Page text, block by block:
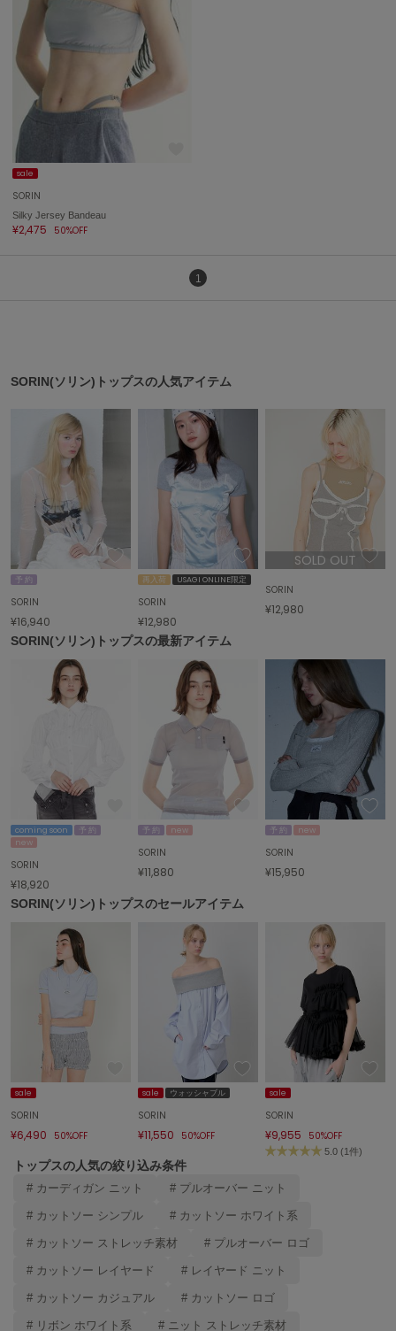
sale
SORIN
Silky Jersey Bandeau
¥2,475 50%OFF
1
SORIN(ソリン)トップスの人気アイテム
予 約
SORIN
¥16,940
再入荷 USAGI ONLINE限定
SORIN
¥12,980
SOLD OUT
SORIN
¥12,980
SORIN(ソリン)トップスの最新アイテム
coming soon
予 約
new
SORIN
¥18,920
予 約 new
SORIN
¥11,880
予 約 new
SORIN
¥15,950
SORIN(ソリン)トップスのセールアイテム
sale
SORIN
¥6,490 50%OFF
sale ウォッシャブル
SORIN
¥11,550 50%OFF
sale
SORIN
¥9,955 50%OFF
5.0 (1件)
トップスの人気の絞り込み条件
# カーディガン ニット # プルオーバー ニット
# カットソー シンプル # カットソー ホワイト系
# カットソー ストレッチ素材 # プルオーバー ロゴ
# カットソー レイヤード # レイヤード ニット
# カットソー カジュアル # カットソー ロゴ
# リボン ホワイト系 # ニット ストレッチ素材